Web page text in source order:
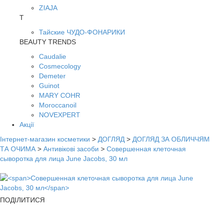
ZIAJA
Т
Тайские ЧУДО-ФОНАРИКИ
BEAUTY TRENDS
Caudalie
Cosmecology
Demeter
Guinot
MARY COHR
Moroccanoil
NOVEXPERT
Акції
Інтернет-магазин косметики > ДОГЛЯД > ДОГЛЯД ЗА ОБЛИЧЧЯМ
ТА ОЧИМА > Антивікові засоби > Совершенная клеточная
сыворотка для лица June Jacobs, 30 мл
ПОДІЛИТИСЯ